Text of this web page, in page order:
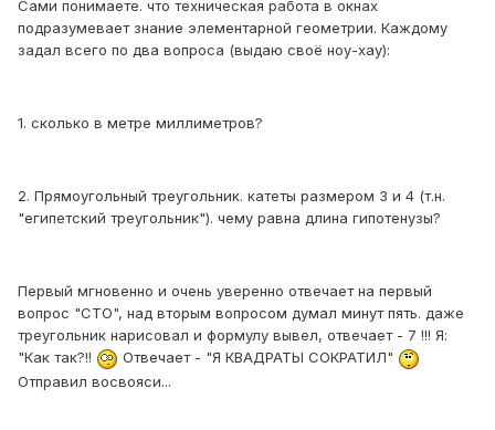
Сами понимаете. что техническая работа в окнах
подразумевает знание элементарной геометрии. Каждому
задал всего по два вопроса (выдаю своё ноу-хау):
1. сколько в метре миллиметров?
2. Прямоугольный треугольник. катеты размером 3 и 4 (т.н.
"египетский треугольник"). чему равна длина гипотенузы?
Первый мгновенно и очень уверенно отвечает на первый
вопрос "СТО", над вторым вопросом думал минут пять. даже
треугольник нарисовал и формулу вывел, отвечает - 7 !!! Я:
"Как так?!!
Отвечает - "Я КВАДРАТЫ СОКРАТИЛ"
Отправил восвояси...